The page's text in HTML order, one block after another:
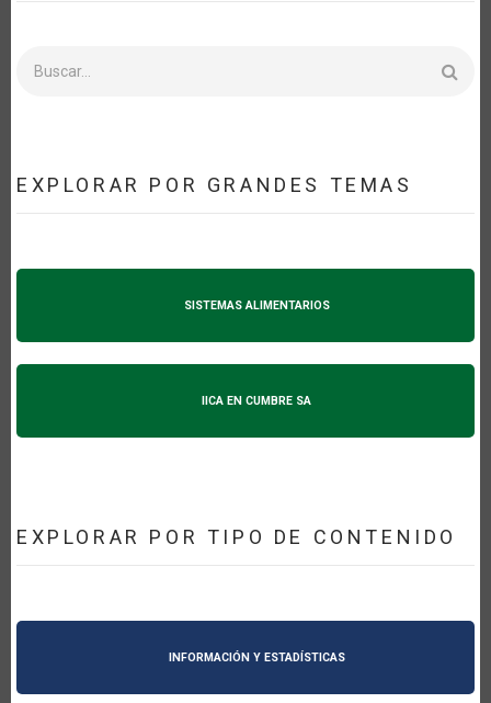
EXPLORAR POR GRANDES TEMAS
SISTEMAS ALIMENTARIOS
IICA EN CUMBRE SA
EXPLORAR POR TIPO DE CONTENIDO
INFORMACIÓN Y ESTADÍSTICAS